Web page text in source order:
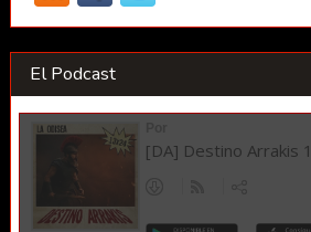
El Podcast